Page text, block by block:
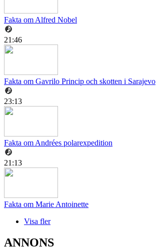
Fakta om Alfred Nobel
21:46
Fakta om Gavrilo Princip och skotten i Sarajevo
23:13
Fakta om Andrées polarexpedition
21:13
Fakta om Marie Antoinette
Visa fler
ANNONS